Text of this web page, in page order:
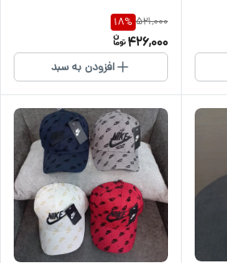
521,000
18%
426,000
افزودن به سبد